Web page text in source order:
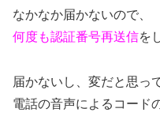
なかなか届かないので、
何度も認証番号再送信を
届かないし、変だと思っ
電話の音声によるコード